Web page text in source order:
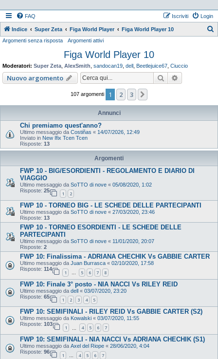
FAQ Login
Iscriviti
Indice Super Zeta Figa World Player Figa World Player 10
Argomenti senza risposta Argomenti attivi
Figa World Player 10
Moderatori: Super Zeta AlexSmith sandocan19 dell Beetlejuice67 Ciuccio
Nuovo argomento Cerca
107 argomenti 1 2 3
Annunci
Chi premiamo quest'anno?
Ultimo messaggio da Costiñas « 14/07/2026, 12:49
Inviato in New Ifix Tcen Tcen
Risposte: 13
Argomenti
FWP 10 - BIG/ESORDIENTI - REGOLAMENTO E DIARIO DI
VIAGGIO
Ultimo messaggio da SoTTO di nove « 05/08/2020, 1:02
Risposte: 25
1 2
FWP 10 - TORNEO BIG - LE SCHEDE DELLE PARTECIPANTI
Ultimo messaggio da SoTTO di nove « 27/03/2020, 23:46
Risposte: 13
FWP 10 - TORNEO ESORDIENTI - LE SCHEDE DELLE
PARTECIPANTI
Ultimo messaggio da SoTTO di nove « 11/01/2020, 20:07
Risposte: 2
FWP 10: Finalissima - ADRIANA CHECHIK Vs GABBIE CARTER
Ultimo messaggio da Juan Burrasca « 02/10/2020, 17:58
Risposte: 114
1 … 5 6 7 8
FWP 10: Finale 3° posto - NIA NACCI Vs RILEY REID
Ultimo messaggio da dell « 03/07/2020, 23:20
Risposte: 65
1 2 3 4 5
FWP 10: SEMIFINALI - RILEY REID Vs GABBIE CARTER (S2)
Ultimo messaggio da Kowalski « 03/07/2020, 11:55
Risposte: 103
1 4 5 6 7
FWP 10: SEMIFINALI - NIA NACCI Vs ADRIANA CHECHIK (S1)
Ultimo messaggio da Axel del Riope « 28/06/2020, 4:04
Risposte: 96
1 … 4 5 6 7